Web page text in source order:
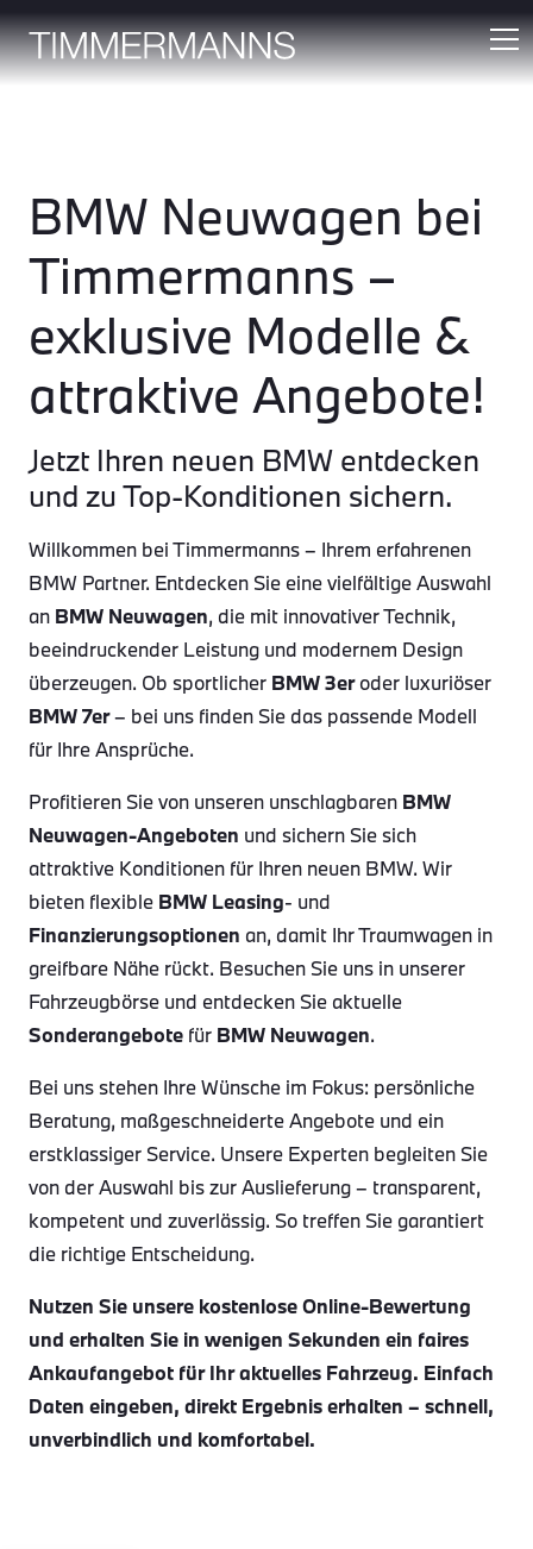
BMW Neuwagen bei
Timmermanns –
exklusive Modelle &
attraktive Angebote!
Jetzt Ihren neuen BMW entdecken
und zu Top-Konditionen sichern.
Willkommen bei Timmermanns – Ihrem erfahrenen
BMW Partner. Entdecken Sie eine vielfältige Auswahl
an BMW Neuwagen, die mit innovativer Technik,
beeindruckender Leistung und modernem Design
überzeugen. Ob sportlicher BMW 3eroder luxuriöser
BMW 7er– bei uns finden Sie das passende Modell
für Ihre Ansprüche.
Profitieren Sie von unseren unschlagbaren BMW
Neuwagen-Angeboten und sichern Sie sich
attraktive Konditionen für Ihren neuen BMW. Wir
bieten flexible BMW Leasing- und
Finanzierungsoptionen an, damit Ihr Traumwagen in
greifbare Nähe rückt. Besuchen Sie uns in unserer
Fahrzeugbörse und entdecken Sie aktuelle
Sonderangebote für BMW Neuwagen.
Bei uns stehen Ihre Wünsche im Fokus: persönliche
Beratung, maßgeschneiderte Angebote und ein
erstklassiger Service. Unsere Experten begleiten Sie
von der Auswahl bis zur Auslieferung – transparent,
kompetent und zuverlässig. So treffen Sie garantiert
die richtige Entscheidung.
Nutzen Sie unsere kostenlose Online-Bewertung
und erhalten Sie in wenigen Sekunden ein faires
Ankaufangebot für Ihr aktuelles Fahrzeug. Einfach
Daten eingeben, direkt Ergebnis erhalten – schnell,
unverbindlich und komfortabel.